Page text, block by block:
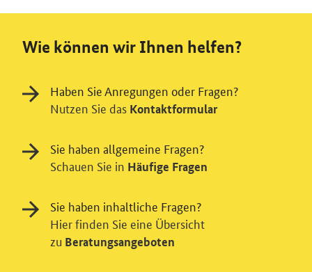
Wie können wir Ihnen helfen?
Haben Sie Anregungen oder Fragen?
Nutzen Sie das Kontaktformular
Sie haben allgemeine Fragen?
Schauen Sie in Häufige Fragen
Sie haben inhaltliche Fragen?
Hier finden Sie eine Übersicht
zu Beratungsangeboten